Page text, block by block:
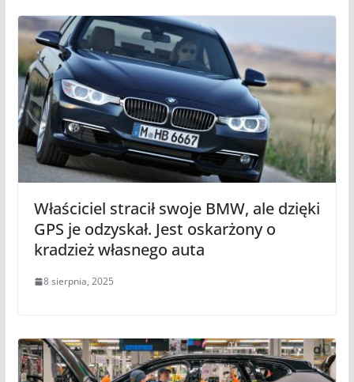
Właściciel stracił swoje BMW, ale dzięki
GPS je odzyskał. Jest oskarżony o
kradzież własnego auta
8 sierpnia, 2025